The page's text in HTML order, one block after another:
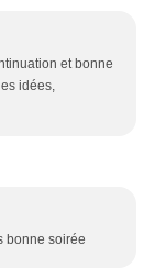
et bonne
idées,
bonne soirée